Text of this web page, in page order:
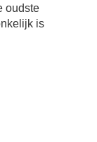
oudste
is